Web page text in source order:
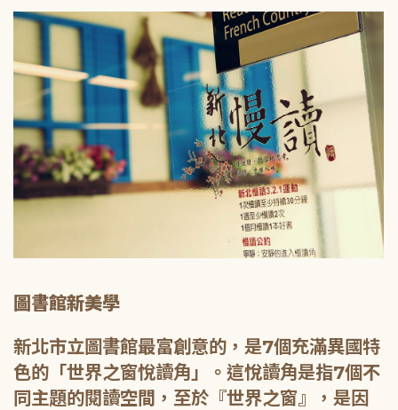
圖書館新美學
新北市立圖書館最富創意的，是7個充滿異國特
色的「世界之窗悅讀角」。這悅讀角是指7個不
同主題的閱讀空間，至於『世界之窗』，是因